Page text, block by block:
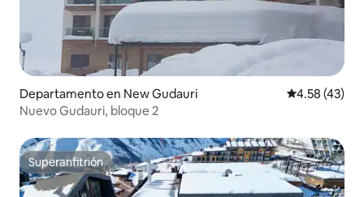
Departamento en New Gudauri Calificación
4.58 (43)
Nuevo Gudauri, bloque 2
Superanfitrión
Superanfitrión